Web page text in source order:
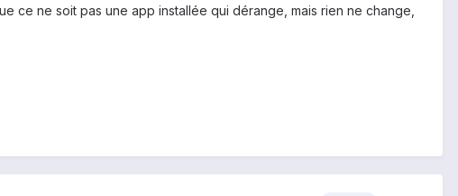
ce ne soit pas une app installée qui dérange, mais rien ne change,